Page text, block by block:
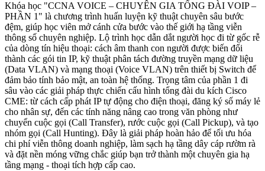
Khóa học "CCNA VOICE – CHUYÊN GIA TỔNG ĐÀI VOIP –
PHẦN 1" là chương trình huấn luyện kỹ thuật chuyên sâu bước
đệm, giúp học viên mở cánh cửa bước vào thế giới hạ tầng viễn
thông số chuyên nghiệp. Lộ trình học dẫn dắt người học đi từ gốc rễ
của dòng tín hiệu thoại: cách âm thanh con người được biến đổi
thành các gói tin IP, kỹ thuật phân tách đường truyền mạng dữ liệu
(Data VLAN) và mạng thoại (Voice VLAN) trên thiết bị Switch để
đảm bảo tính bảo mật, an toàn hệ thống. Trọng tâm của phần 1 đi
sâu vào các giải pháp thực chiến cấu hình tổng đài du kích Cisco
CME: từ cách cấp phát IP tự động cho điện thoại, đăng ký số máy lẻ
cho nhân sự, đến các tính năng nâng cao trong văn phòng như
chuyển cuộc gọi (Call Transfer), rước cuộc gọi (Call Pickup), và tạo
nhóm gọi (Call Hunting). Đây là giải pháp hoàn hảo để tối ưu hóa
chi phí viễn thông doanh nghiệp, làm sạch hạ tầng dây cáp rườm rà
và đặt nền móng vững chắc giúp bạn trở thành một chuyên gia hạ
tầng mạng - thoại tích hợp cấp cao.